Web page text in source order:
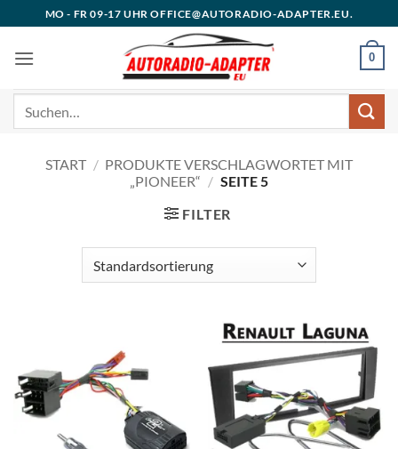
Inhalt
springen
MO - FR 09-17 UHR OFFICE@AUTORADIO-ADAPTER.EU.
0
START / PRODUKTE VERSCHLAGWORTET MIT
„PIONEER“ / SEITE 5
FILTER